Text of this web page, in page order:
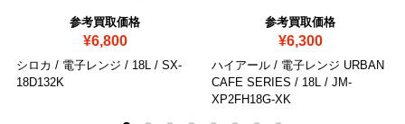
参考買取価格
¥6,800
シロカ / 電子レンジ / 18L / SX-
18D132K
参考買取価格
¥6,300
ハイアール / 電子レンジ URBAN
CAFE SERIES / 18L / JM-
XP2FH18G-XK